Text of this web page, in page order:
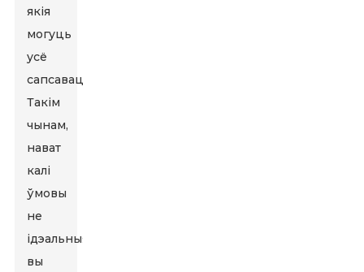
якія
могуць
усё
сапсаваць.
Такім
чынам,
нават
калі
ўмовы
не
ідэальныя,
вы